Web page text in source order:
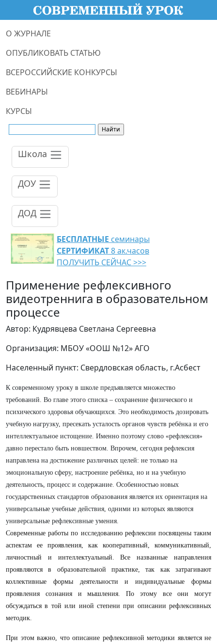
О ЖУРНАЛЕ
ОПУБЛИКОВАТЬ СТАТЬЮ
ВСЕРОССИЙСКИЕ КОНКУРСЫ
ВЕБИНАРЫ
КУРСЫ
Школа
ДОУ
ДОД
БЕСПЛАТНЫЕ семинары
СЕРТИФИКАТ8 ак.часов
ПОЛУЧИТЬ СЕЙЧАС >>>
Применение рефлексивного
видеотреннига в образовательном
процессе
Автор: Кудрявцева Светлана Сергеевна
Организация: МБОУ «ООШ №12» АГО
Населенный пункт: Свердловская область, г.Асбест
К современному уроку в школе предъявляется множество
требований. Во главе этого списка – сохранение физического и
психического здоровья обучающихся. Это необходимость дозировать
учебную нагрузку, пресекать усталость органов чувств ребёнка и его
интеллектуальное истощение. Именно поэтому слово «рефлексия»
давно перестало быть новшеством. Впрочем, сегодня рефлексия
направлена на достижение различных целей: не только на
эмоциональную сферу, настроение ребёнка, но и на учебную
деятельность, процесс и содержание. Особенностью новых
государственных стандартов образования является их ориентация на
универсальные учебные действия, одними из которых являются
универсальные рефлексивные умения.
Современные работы по исследованию рефлексии посвящены таким
аспектам ее проявления, как кооперативный, коммуникативный,
личностный и интеллектуальный. Все названные направления
проявляются в образовательной практике, так как затрагивают
коллективные формы деятельности и индивидуальные формы
проявления сознания и мышления. По этому все они могут
обсуждаться в той или иной степени при описании рефлексивных
методик.
При этом важно, что описание рефлексивной методики является не